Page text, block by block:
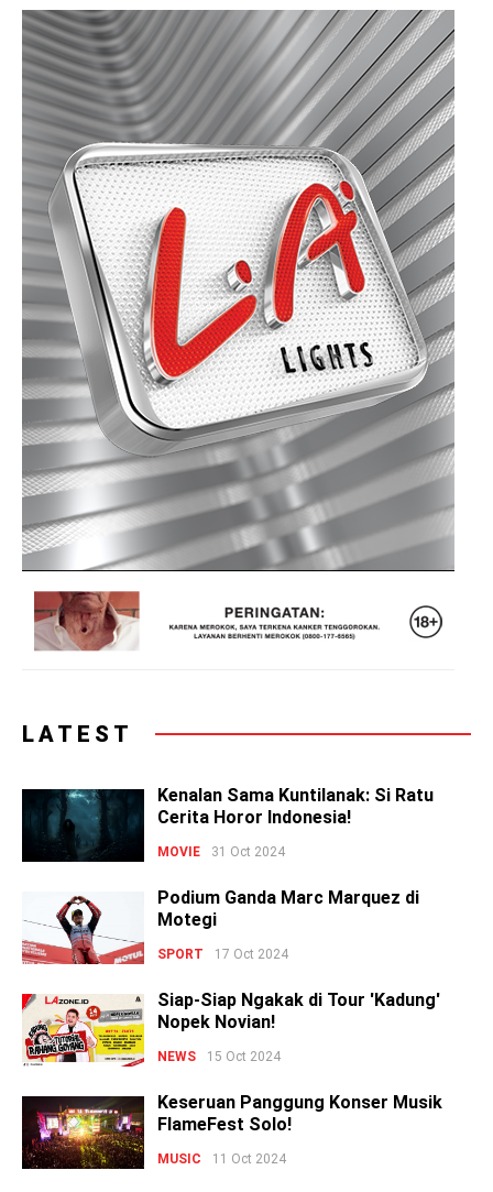
LATEST
Kenalan Sama Kuntilanak: Si Ratu
Cerita Horor Indonesia!
MOVIE 31 Oct 2024
Podium Ganda Marc Marquez di
Motegi
SPORT 17 Oct 2024
Siap-Siap Ngakak di Tour 'Kadung'
Nopek Novian!
NEWS 15 Oct 2024
Keseruan Panggung Konser Musik
FlameFest Solo!
MUSIC 11 Oct 2024